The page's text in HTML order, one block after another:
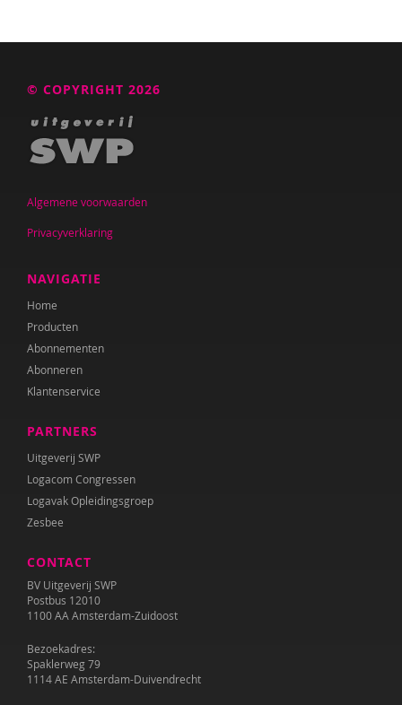
© COPYRIGHT 2026
Algemene voorwaarden
Privacyverklaring
NAVIGATIE
Home
Producten
Abonnementen
Abonneren
Klantenservice
PARTNERS
Uitgeverij SWP
Logacom Congressen
Logavak Opleidingsgroep
Zesbee
CONTACT
BV Uitgeverij SWP
Postbus 12010
1100 AA Amsterdam-Zuidoost
Bezoekadres:
Spaklerweg 79
1114 AE Amsterdam-Duivendrecht